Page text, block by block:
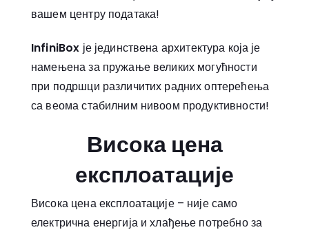
вашем центру података!
InfiniBox је јединствена архитектура која је
намењена за пружање великих могућности
при подршци различитих радних оптерећења
са веома стабилним нивоом продуктивности!
Висока цена
експлоатације
Висока цена експлоатације – није само
електрична енергија и хлађење потребно за